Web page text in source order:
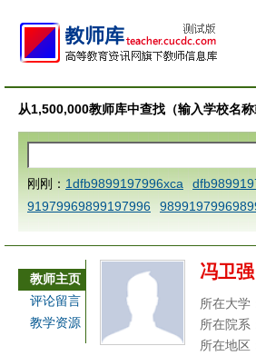
从1,500,000教师库中查找（输入学校名称
刚刚： 1dfb9899197996xca
91979969899197996
AAABBBCCCdefine blablaenddefine
bbccccdddeeexcareplacezo
1dfbmath
odmultiply operand97996xca
x9899197996xxca
1dfbthisxca
9899197996 xca
AAABBBCCCdefine
教师主页
评论留言
教学资源
冯卫强
所在大学
所在院系
所在地区